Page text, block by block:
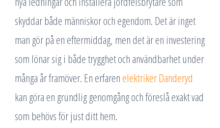
skyddar både människor och egendom. Det är inget
man gör på en eftermiddag, men det är en investering
som lönar sig i både trygghet och användbarhet under
många år framöver. En erfarenelektriker Danderyd
kan göra en grundlig genomgång och föreslå exakt vad
som behövs för just ditt hem.